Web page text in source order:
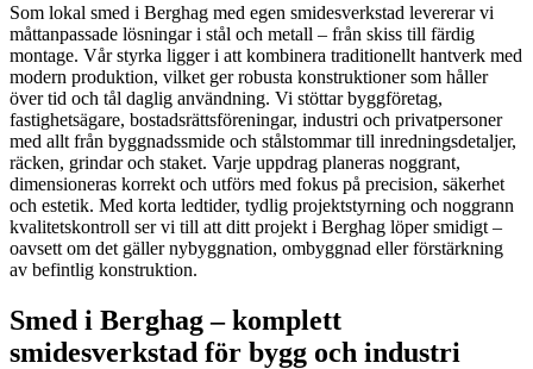
Som lokal smed i Berghag med egen smidesverkstad levererar vi
måttanpassade lösningar i stål och metall – från skiss till färdig
montage. Vår styrka ligger i att kombinera traditionellt hantverk med
modern produktion, vilket ger robusta konstruktioner som håller
över tid och tål daglig användning. Vi stöttar byggföretag,
fastighetsägare, bostadsrättsföreningar, industri och privatpersoner
med allt från byggnadssmide och stålstommar till inredningsdetaljer,
räcken, grindar och staket. Varje uppdrag planeras noggrant,
dimensioneras korrekt och utförs med fokus på precision, säkerhet
och estetik. Med korta ledtider, tydlig projektstyrning och noggrann
kvalitetskontroll ser vi till att ditt projekt i Berghag löper smidigt –
oavsett om det gäller nybyggnation, ombyggnad eller förstärkning
av befintlig konstruktion.
Smed i Berghag – komplett
smidesverkstad för bygg och industri